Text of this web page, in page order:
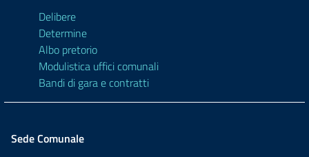
Delibere
Determine
Albo pretorio
Modulistica uffici comunali
Bandi di gara e contratti
Sede Comunale